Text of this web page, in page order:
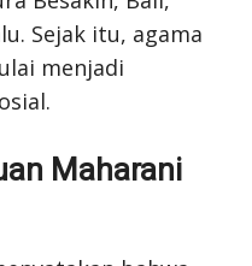
Sejak itu, agama
menjadi
Maharani